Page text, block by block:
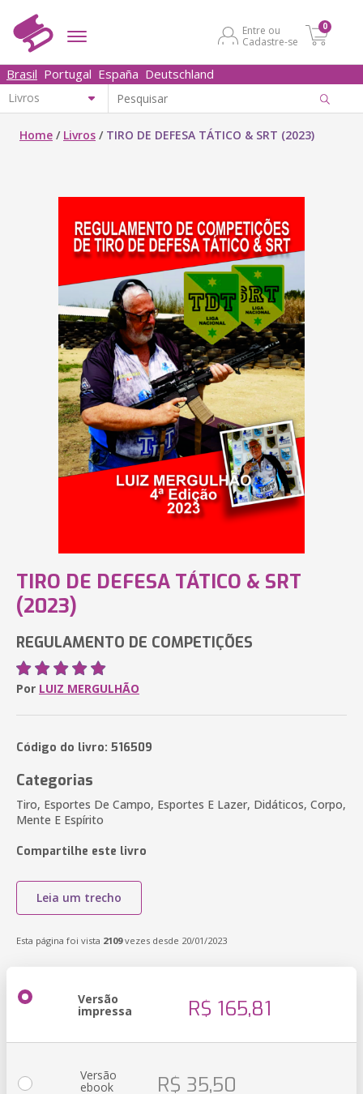
Entre ou
Cadastre-se
0
Brasil Portugal España Deutschland
Home / Livros / TIRO DE DEFESA TÁTICO & SRT (2023)
TIRO DE DEFESA TÁTICO & SRT
(2023)
REGULAMENTO DE COMPETIÇÕES
Por LUIZ MERGULHÃO
Código do livro: 516509
Categorias
Tiro, Esportes De Campo, Esportes E Lazer, Didáticos, Corpo,
Mente E Espírito
Compartilhe este livro
Leia um trecho
Esta página foi vista 2109vezes desde 20/01/2023
Versão
impressa R$ 165,81
Versão
ebook R$ 35,50